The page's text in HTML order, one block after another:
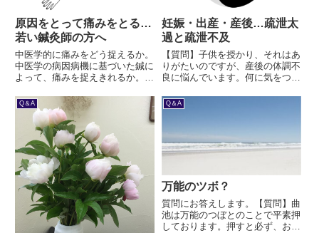
原因をとって痛みをとる…
若い鍼灸師の方へ
中医学的に痛みをどう捉えるか。
中医学の病因病機に基づいた鍼に
よって、痛みを捉えきれるか。中
者として、もっとも大切な部分を
ご説明します。
妊娠・出産・産後…疏泄太
過と疏泄不及
【質問】子供を授かり、それはあ
りがたいのですが、産後の体調不
良に悩んでいます。何に気をつけ
か。二人目も欲しいと思っている
のですが…。まずは、おめでとう
これから大切に育てつつ、ご自身
も...
Q＆A Q＆A
万能のツボ？
質問にお答えします。【質問】曲
池は万能のつぼとのことで平素押
しております。押すと必ず、お腹